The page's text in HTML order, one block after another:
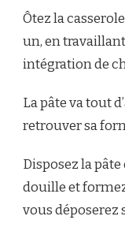
Ôtez la
un, en
intégration de
La pâte va tout
retrouver sa
Disposez la
douille et
vous déposerez